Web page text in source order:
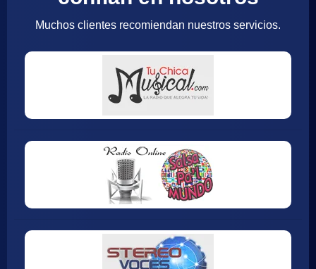
Muchos clientes recomiendan nuestros servicios.